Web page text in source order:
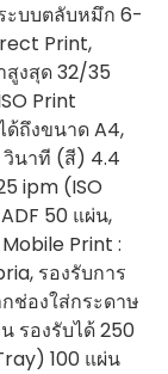
ะบบตลับหมึก 6-
Print,
งสุด 32/35
Print
ถึงขนาด A4,
วินาที (สี) 4.4
ipm (ISO
50 แผ่น,
Print :
รองรับการ
ช่องใส่กระดาษ
รองรับได้ 250
100 แผ่น